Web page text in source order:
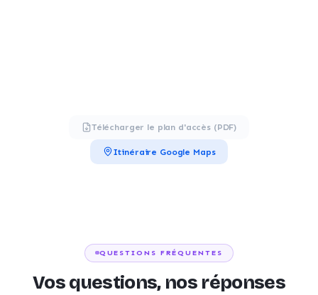
Télécharger le plan d'accès (PDF)
Itinéraire Google Maps
QUESTIONS FRÉQUENTES
Vos questions, nos réponses